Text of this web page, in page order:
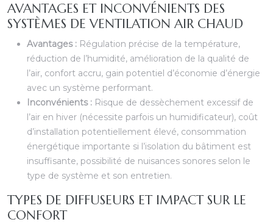
AVANTAGES ET INCONVÉNIENTS DES
SYSTÈMES DE VENTILATION AIR CHAUD
Avantages : Régulation précise de la température,
réduction de l’humidité, amélioration de la qualité de
l’air, confort accru, gain potentiel d’économie d’énergie
avec un système performant.
Inconvénients : Risque de dessèchement excessif de
l’air en hiver (nécessite parfois un humidificateur), coût
d’installation potentiellement élevé, consommation
énergétique importante si l’isolation du bâtiment est
insuffisante, possibilité de nuisances sonores selon le
type de système et son entretien.
TYPES DE DIFFUSEURS ET IMPACT SUR LE
CONFORT